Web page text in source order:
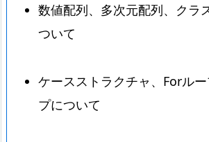
数値配列、多次元配列、クラ
ついて
ケースストラクチャ、Forル
プについて